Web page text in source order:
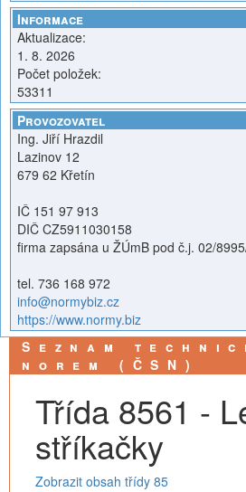
Informace
Aktualizace:
1. 8. 2026
Počet položek:
53311
Provozovatel
Ing. Jiří Hrazdil
Lazinov 12
679 62 Křetín
IČ 151 97 913
DIČ CZ5911030158
firma zapsána u ŽÚmB pod č.j. 02/
tel. 736 168 972
info@normybiz.cz
https://www.normy.biz
Seznam
norem (ČSN)
Třída 8561 -
stříkačky
Zobrazit obsah třídy 85